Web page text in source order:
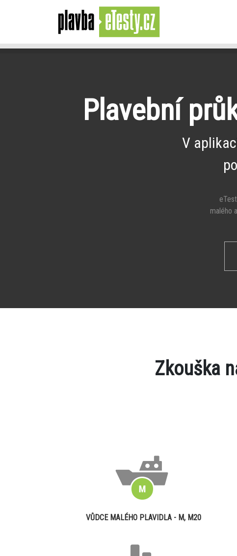
Plavební
V
malého
Zkouška
VŮDCE MALÉHO PLAVIDLA - M, M20